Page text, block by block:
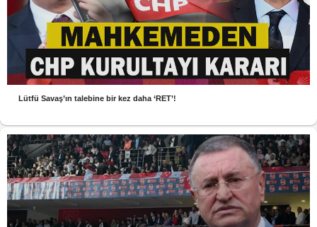
Lütfü Savaş’ın talebine bir kez daha ‘RET’!